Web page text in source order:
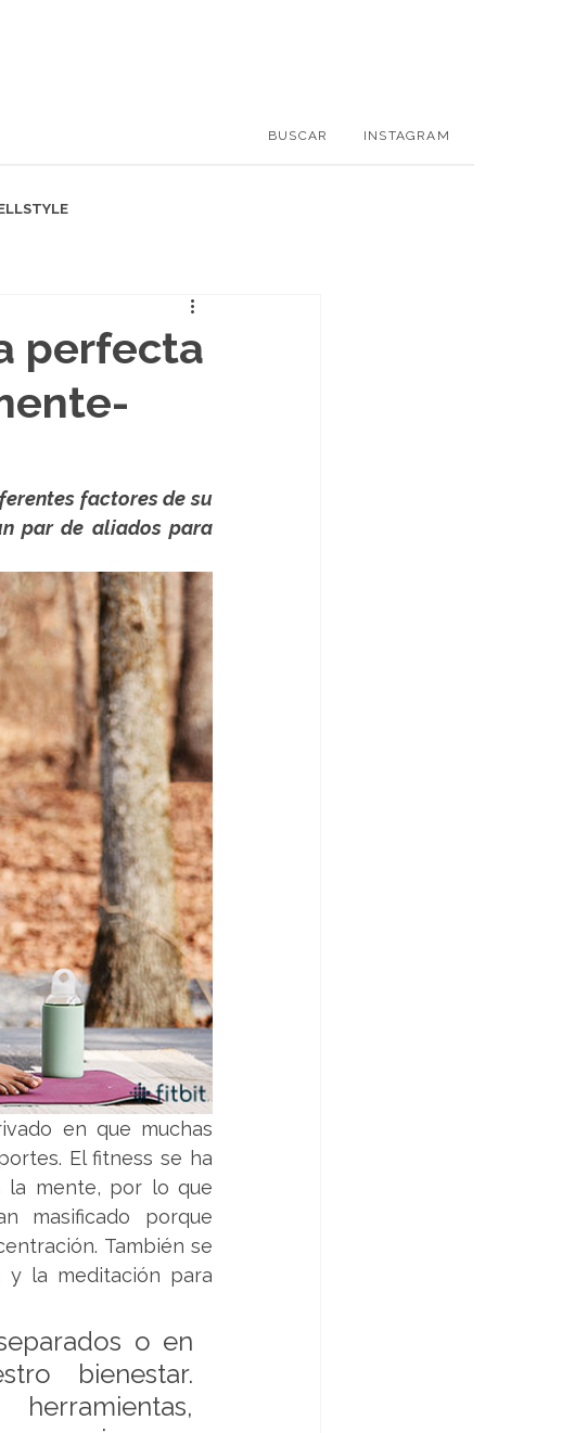
BUSCAR INSTAGRAM
perfecta
factores de su
par de aliados para
en que muchas
El fitness se ha
la mente, por lo que
masificado porque
También se
y la meditación para
o en
bienestar.